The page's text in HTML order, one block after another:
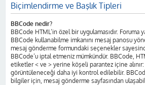
Biçimlendirme ve Başlık Tipleri
BBCode nedir?
BBCode HTML’in özel bir uygulamasıdır. Foruma
BBCode kullanabilme imkanını mesaj panosu
mesaj gönderme formundaki seçenekler
BBCode’u iptal etmeniz mümkündür. BBCode,
etiketler < ve > yerine köşeli parantez içine alınır:
görüntüleneceği daha iyi kontrol edilebilir.
bilgiler için, mesaj gönderme sayfasından